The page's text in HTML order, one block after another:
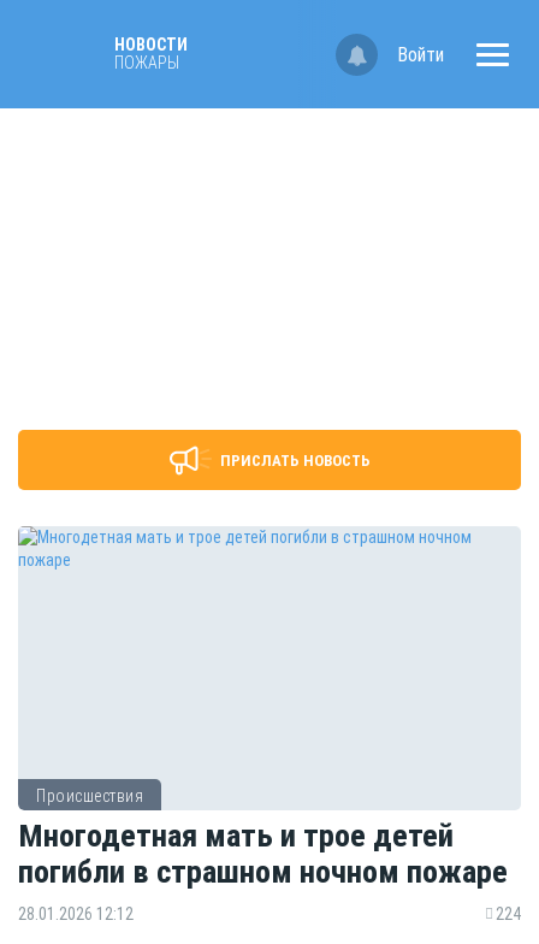
НОВОСТИ
ПОЖАРЫ
Войти
ПРИСЛАТЬ НОВОСТЬ
Происшествия
Многодетная мать и трое детей
погибли в страшном ночном пожаре
28.01.2026 12:12 224